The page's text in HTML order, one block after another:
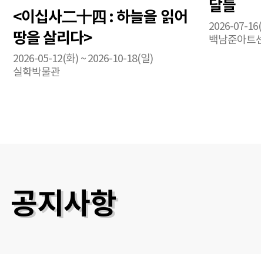
<이십사二十四 : 하늘을 읽어
땅을 살리다>
2026-05-12(화) ~ 2026-10-18(일)
실학박물관
달들
2026-07-
백남준아트
공지사항